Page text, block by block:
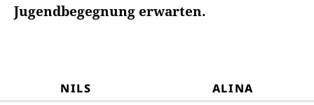
Jugendbegegnung erwarten.
NILS ALINA